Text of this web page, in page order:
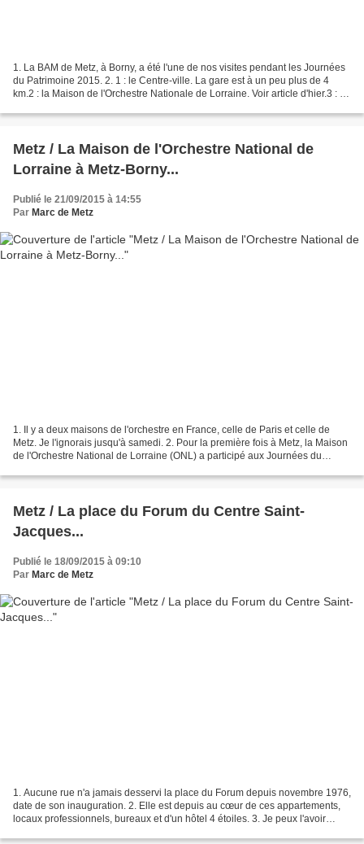
1. La BAM de Metz, à Borny, a été l'une de nos visites pendant les Journées
du Patrimoine 2015. 2. 1 : le Centre-ville. La gare est à un peu plus de 4
km.2 : la Maison de l'Orchestre Nationale de Lorraine. Voir article d'hier.3 : la
Metz / La Maison de l'Orchestre National de
Lorraine à Metz-Borny...
Publié le 21/09/2015 à 14:55
Par Marc de Metz
1. Il y a deux maisons de l'orchestre en France, celle de Paris et celle de
Metz. Je l'ignorais jusqu'à samedi. 2. Pour la première fois à Metz, la Maison
de l'Orchestre National de Lorraine (ONL) a participé aux Journées du
Metz / La place du Forum du Centre Saint-
Jacques...
Publié le 18/09/2015 à 09:10
Par Marc de Metz
1. Aucune rue n'a jamais desservi la place du Forum depuis novembre 1976,
date de son inauguration. 2. Elle est depuis au cœur de ces appartements,
locaux professionnels, bureaux et d'un hôtel 4 étoiles. 3. Je peux l'avoir